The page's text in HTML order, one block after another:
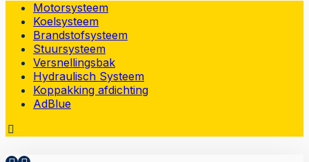
Motorsysteem
Koelsysteem
Brandstofsysteem
Stuursysteem
Versnellingsbak
Hydraulisch Systeem
Koppakking afdichting
AdBlue